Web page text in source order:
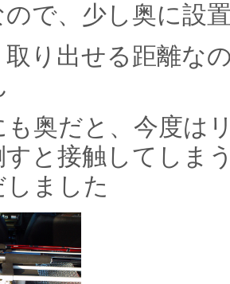
ので、少し奥に設
取り出せる距離な
も奥だと、今度は
すと接触してしま
ました